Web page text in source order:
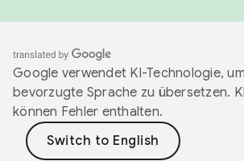
Google verwendet KI-Technologie,
bevorzugte Sprache zu übersetzen.
können Fehler enthalten.